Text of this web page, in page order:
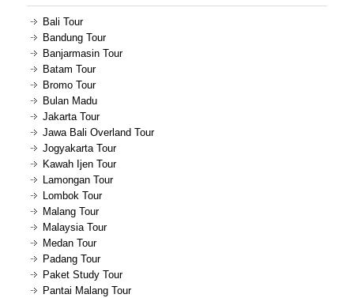
Bali Tour
Bandung Tour
Banjarmasin Tour
Batam Tour
Bromo Tour
Bulan Madu
Jakarta Tour
Jawa Bali Overland Tour
Jogyakarta Tour
Kawah Ijen Tour
Lamongan Tour
Lombok Tour
Malang Tour
Malaysia Tour
Medan Tour
Padang Tour
Paket Study Tour
Pantai Malang Tour